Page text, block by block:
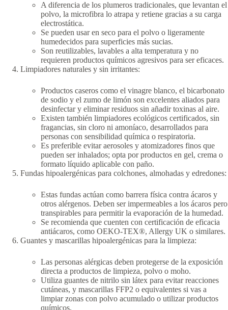
A diferencia de los plumeros tradicionales, que levantan el
polvo, la microfibra lo atrapa y retiene gracias a su carga
electrostática.
Se pueden usar en seco para el polvo o ligeramente
humedecidos para superficies más sucias.
Son reutilizables, lavables a alta temperatura y no
requieren productos químicos agresivos para ser eficaces.
Limpiadores naturales y sin irritantes:
Productos caseros como el vinagre blanco, el bicarbonato
de sodio y el zumo de limón son excelentes aliados para
desinfectar y eliminar residuos sin añadir toxinas al aire.
Existen también limpiadores ecológicos certificados, sin
fragancias, sin cloro ni amoníaco, desarrollados para
personas con sensibilidad química o respiratoria.
Es preferible evitar aerosoles y atomizadores finos que
pueden ser inhalados; opta por productos en gel, crema o
formato líquido aplicable con paño.
Fundas hipoalergénicas para colchones, almohadas y edredones:
Estas fundas actúan como barrera física contra ácaros y
otros alérgenos. Deben ser impermeables a los ácaros pero
transpirables para permitir la evaporación de la humedad.
Se recomienda que cuenten con certificación de eficacia
antiácaros, como OEKO-TEX®, Allergy UK o similares.
Guantes y mascarillas hipoalergénicas para la limpieza:
Las personas alérgicas deben protegerse de la exposición
directa a productos de limpieza, polvo o moho.
Utiliza guantes de nitrilo sin látex para evitar reacciones
cutáneas, y mascarillas FFP2 o equivalentes si vas a
limpiar zonas con polvo acumulado o utilizar productos
químicos.